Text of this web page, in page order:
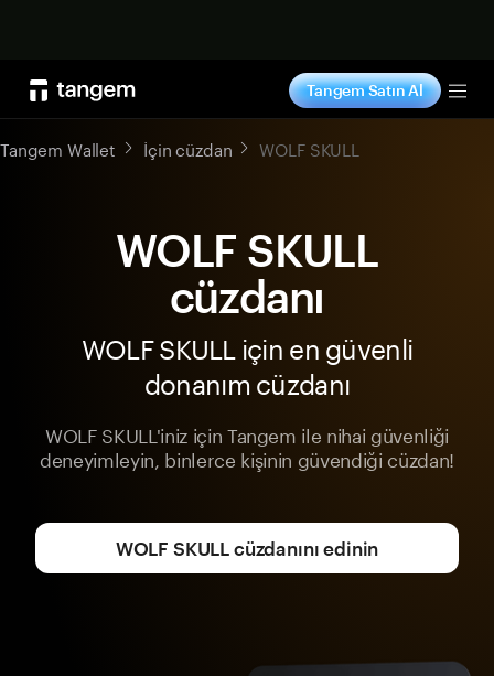
Tangem Satın Al
Tangem Wallet İçin cüzdan WOLF SKULL
WOLF SKULL
cüzdanı
WOLF SKULL için en güvenli
donanım cüzdanı
WOLF SKULL'iniz için Tangem ile nihai güvenliği
deneyimleyin, binlerce kişinin güvendiği cüzdan!
WOLF SKULL cüzdanını edinin